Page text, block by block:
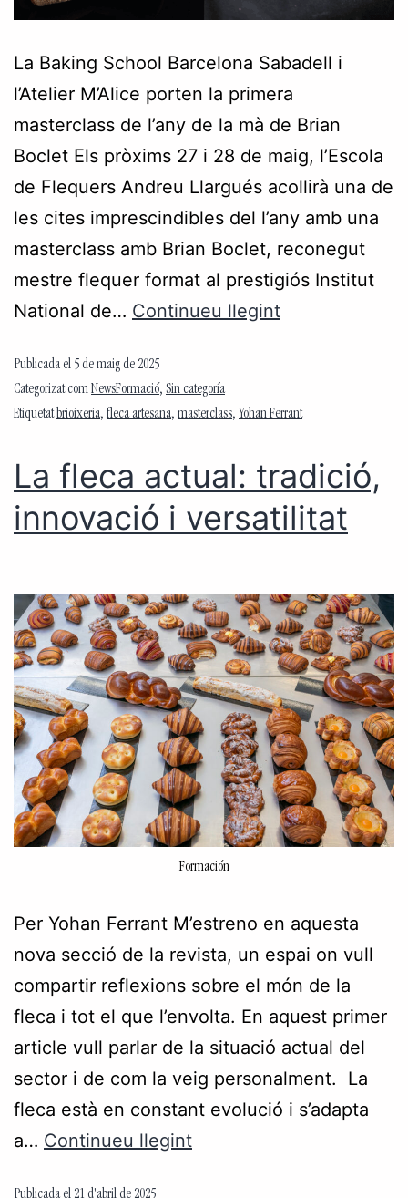
La Baking School Barcelona Sabadell i
l’Atelier M’Alice porten la primera
masterclass de l’any de la mà de Brian
Boclet Els pròxims 27 i 28 de maig, l’Escola
de Flequers Andreu Llargués acollirà una de
les cites imprescindibles del l’any amb una
masterclass amb Brian Boclet, reconegut
mestre flequer format al prestigiós Institut
National de… Continueu llegint
Publicada el 5 de maig de 2025
Categorizat comNewsFormació, Sin categoría
Etiquetatbrioixeria, fleca artesana, masterclass, Yohan Ferrant
La fleca actual: tradició,
innovació i versatilitat
Formación
Per Yohan Ferrant M’estreno en aquesta
nova secció de la revista, un espai on vull
compartir reflexions sobre el món de la
fleca i tot el que l’envolta. En aquest primer
article vull parlar de la situació actual del
sector i de com la veig personalment. La
fleca està en constant evolució i s’adapta
a… Continueu llegint